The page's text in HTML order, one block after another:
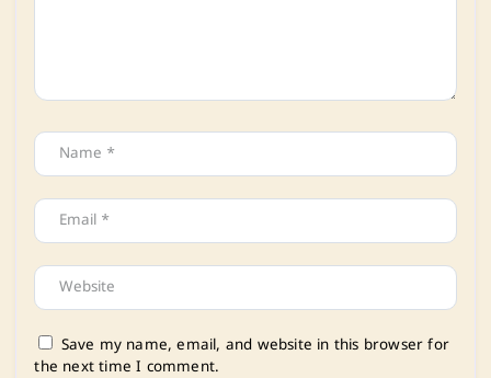
Save my name, email, and website in this browser for
the next time I comment.